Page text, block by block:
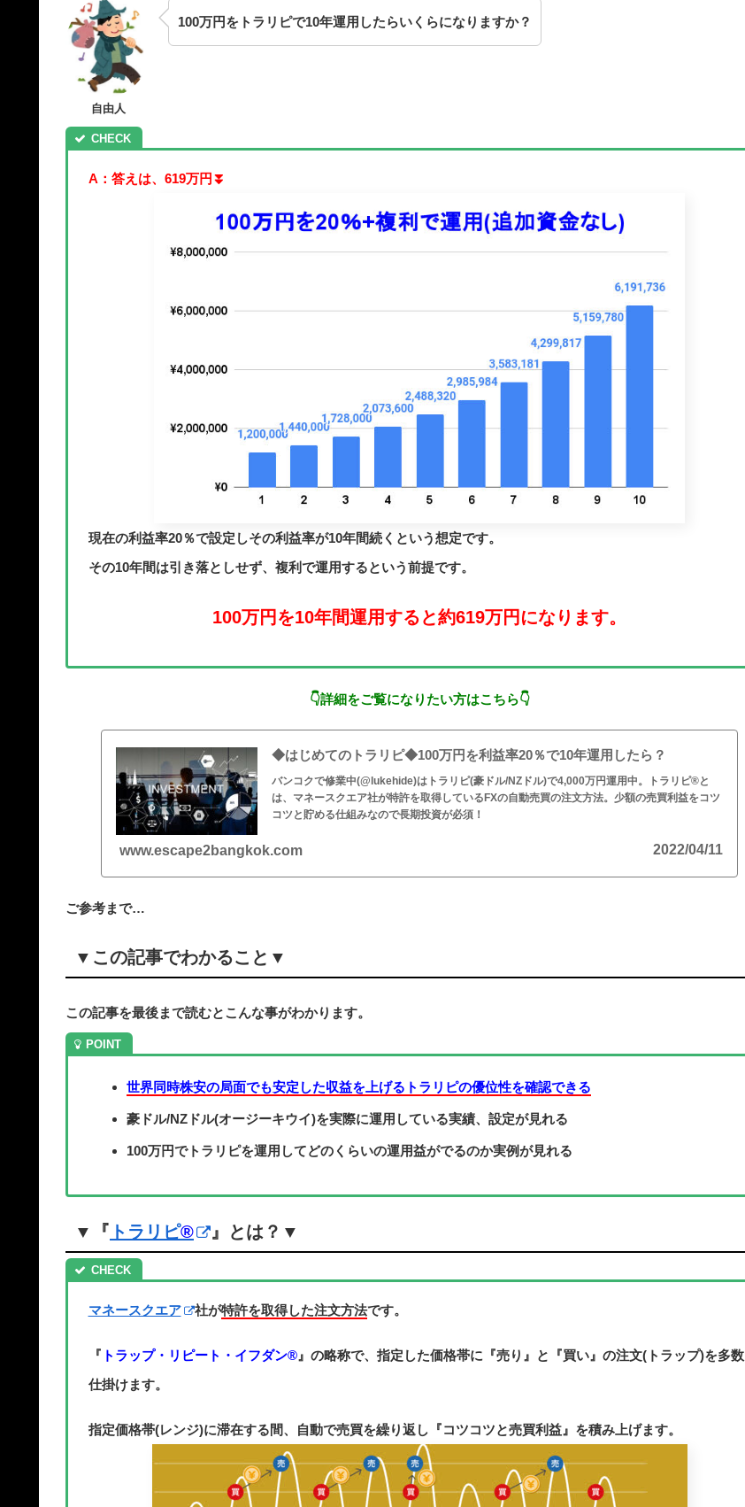
自由人
100万円をトラリピで10年運用したらいくらになりますか？
A：答えは、619万円⏬
現在の利益率20％で設定しその利益率が10年間続くという想定です。
その10年間は引き落としせず、複利で運用するという前提です。
100万円を10年間運用すると約619万円になります。
👇詳細をご覧になりたい方はこちら👇
◆はじめてのトラリピ◆100万円を利益率20％で10年運用したら？
バンコクで修業中(@lukehide)はトラリピ(豪ドル/NZドル)で4,000万円運用中。トラリピ®と
は、マネースクエア社が特許を取得しているFXの自動売買の注文方法。少額の売買利益をコツ
コツと貯める仕組みなので長期投資が必須！
www.escape2bangkok.com 2022/04/11
ご参考まで…
▼この記事でわかること▼
この記事を最後まで読むとこんな事がわかります。
世界同時株安の局面でも安定した収益を上げるトラリピの優位性を確認できる
豪ドル/NZドル(オージーキウイ)を実際に運用している実績、設定が見れる
100万円でトラリピを運用してどのくらいの運用益がでるのか実例が見れる
▼『 トラリピ® 』とは？▼
マネースクエア 社が特許を取得した注文方法です。
『 トラップ・リピート・イフダン®』の略称で、指定した価格帯に『売り』と『買い』の注文(トラップ)を多数
仕掛けます。
指定価格帯(レンジ)に滞在する間、自動で売買を繰り返し『コツコツと売買利益』を積み上げます。